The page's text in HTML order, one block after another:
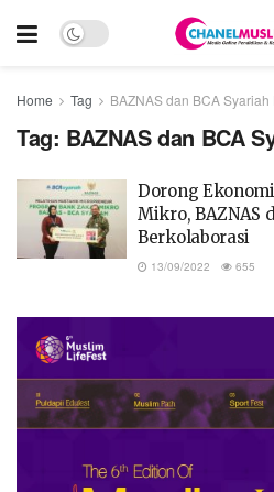
Home Tag BAZNAS dan BCA
Tag: BAZNAS dan BCA
Dorong
Mikro, BAZNAS
Berkolaborasi
13/09/2022 655